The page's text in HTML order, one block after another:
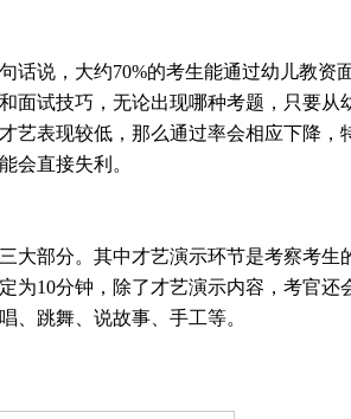
话说，大约70%的考生能通过幼儿教资
面试技巧，无论出现哪种考题，只要从
艺表现较低，那么通过率会相应下降，
会直接失利。
大部分。其中才艺演示环节是考察考生
为10分钟，除了才艺演示内容，考官还
、跳舞、说故事、手工等。